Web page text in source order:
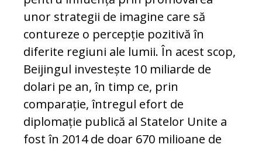
unor strategii de imagine care să
contureze o percepție po­zitivă în
diferite regiuni ale lumii. În acest scop,
Beijingul investește 10 miliarde de
dolari pe an, în timp ce, prin
comparație, întregul efort de
diplomație publică al Sta­telor Unite a
fost în 2014 de doar 670 mi­lioane de